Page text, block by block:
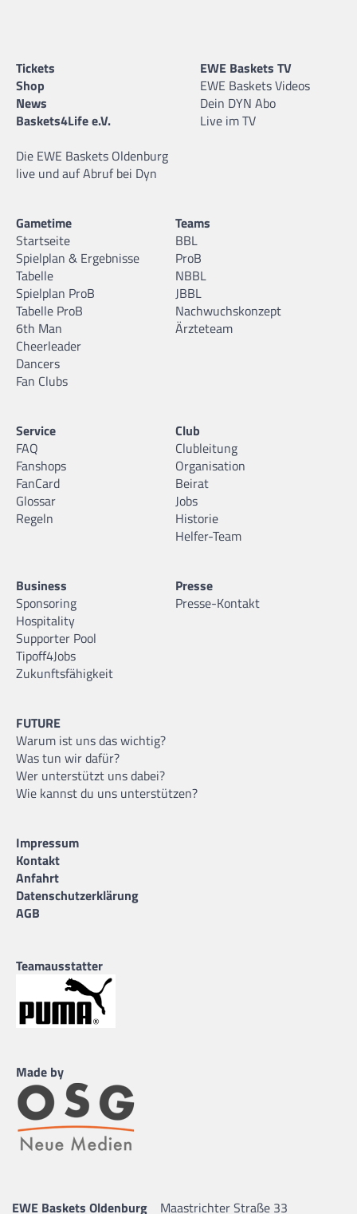
Tickets
Shop
News
Baskets4Life e.V.
Die EWE Baskets Oldenburg
live und auf Abruf bei Dyn
EWE Baskets TV
EWE Baskets Videos
Dein DYN Abo
Live im TV
Gametime
Startseite
Spielplan & Ergebnisse
Tabelle
Spielplan ProB
Tabelle ProB
6th Man
Cheerleader
Dancers
Fan Clubs
Teams
BBL
ProB
NBBL
JBBL
Nachwuchskonzept
Ärzteteam
Service
FAQ
Fanshops
FanCard
Glossar
Regeln
Club
Clubleitung
Organisation
Beirat
Jobs
Historie
Helfer-Team
Business
Sponsoring
Hospitality
Supporter Pool
Tipoff4Jobs
Zukunftsfähigkeit
Presse
Presse-Kontakt
FUTURE
Warum ist uns das wichtig?
Was tun wir dafür?
Wer unterstützt uns dabei?
Wie kannst du uns unterstützen?
Impressum
Kontakt
Anfahrt
Datenschutzerklärung
AGB
Teamausstatter
Made by
EWE Baskets Oldenburg Maastrichter Straße 33